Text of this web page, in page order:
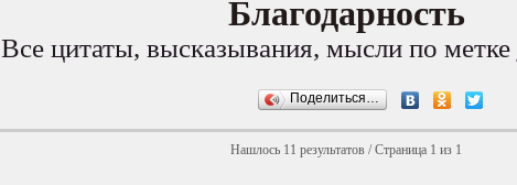
Благодарность
Все цитаты, высказывания, мысли по метке
Поделиться…
Нашлось 11 результатов / Страница 1 из 1